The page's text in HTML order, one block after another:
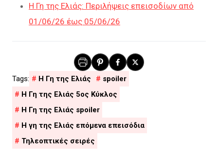
Η Γη της Ελιάς: Περιλήψεις επεισοδίων από
01/06/26 έως 05/06/26
H Γη της Ελιάς
spoiler
Η Γη της Ελιάς 5ος Κύκλος
Η Γη της Ελιάς spoiler
Η γη της Ελιάς επόμενα επεισόδια
Τηλεοπτικές σειρές